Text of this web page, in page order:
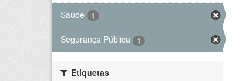
Saúde 1
Segurança Pública 1
Etiquetas